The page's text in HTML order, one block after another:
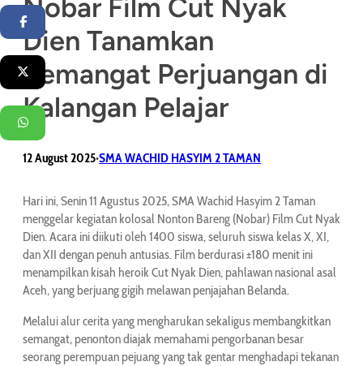
Nobar Film Cut Nyak
Dien Tanamkan
Semangat Perjuangan di
Kalangan Pelajar
12 August 2025•SMA WACHID HASYIM 2 TAMAN
Hari ini, Senin 11 Agustus 2025, SMA Wachid Hasyim 2 Taman
menggelar kegiatan kolosal Nonton Bareng (Nobar) Film Cut Nyak
Dien. Acara ini diikuti oleh 1400 siswa, seluruh siswa kelas X, XI,
dan XII dengan penuh antusias. Film berdurasi ±180 menit ini
menampilkan kisah heroik Cut Nyak Dien, pahlawan nasional asal
Aceh, yang berjuang gigih melawan penjajahan Belanda.
Melalui alur cerita yang mengharukan sekaligus membangkitkan
semangat, penonton diajak memahami pengorbanan besar
seorang perempuan pejuang yang tak gentar menghadapi tekanan
Facebook
Twitter
WhatsApp